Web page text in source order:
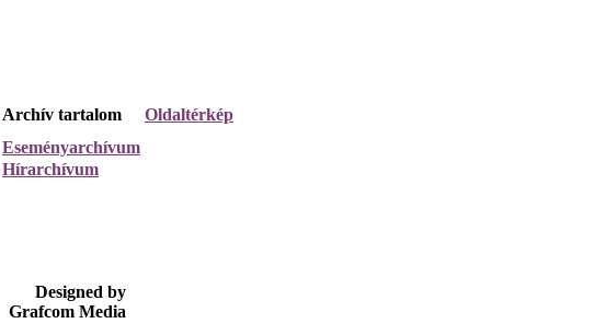
Archív tartalom
Eseményarchívum
Hírarchívum
Oldaltérkép
Designed by
Grafcom Media